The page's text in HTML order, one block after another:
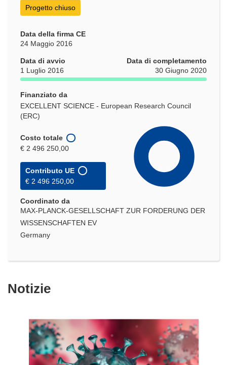
Progetto chiuso
Data della firma CE
24 Maggio 2016
Data di avvio
1 Luglio 2016
Data di completamento
30 Giugno 2020
Finanziato da
EXCELLENT SCIENCE - European Research Council
(ERC)
Costo totale
€ 2 496 250,00
Contributo UE
€ 2 496 250,00
Coordinato da
MAX-PLANCK-GESELLSCHAFT ZUR FORDERUNG DER
WISSENSCHAFTEN EV
Germany
Notizie